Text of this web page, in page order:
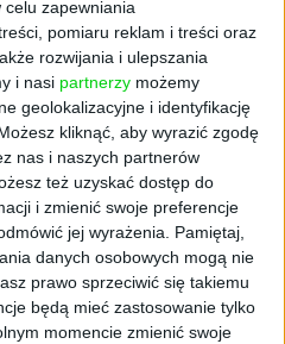
celu zapewniania
pomiaru reklam i treści oraz
rozwijania i ulepszania
i nasi partnerzy możemy
geolokalizacyjne i identyfikację
kliknąć, aby wyrazić zgodę
nas i naszych partnerów
też uzyskać dostęp do
i zmienić swoje preferencje
jej wyrażenia. Pamiętaj,
danych osobowych mogą nie
prawo sprzeciwić się takiemu
będą mieć zastosowanie tylko
momencie zmienić swoje
która będzie
oddawać
komunikacji,
jest tożsamość
liczyć na uczciwy
EB jest docieranie z
które są
kulturą organizacyjną i
ich
sprawę, że oferta
atrakcyjna dla
pracy, ale to dobrze.